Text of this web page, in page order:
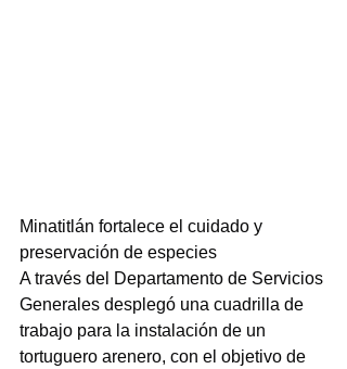
Minatitlán fortalece el cuidado y
preservación de especies
A través del Departamento de Servicios
Generales desplegó una cuadrilla de
trabajo para la instalación de un
tortuguero arenero, con el objetivo de